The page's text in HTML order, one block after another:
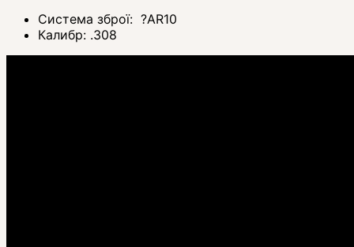
Система зброї: ?AR10
Калибр: .308